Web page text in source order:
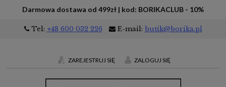
Darmowa dostawa od 499zł | kod: BORIKACLUB - 10%
Tel: +48 600 032 226 E-mail: butik@borika.pl
ZAREJESTRUJ SIĘ ZALOGUJ SIĘ